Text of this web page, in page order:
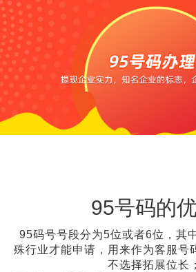
400电话受理中心
办400电话就选小轨®400，
靓，套餐全!
95号码的
95码号号段分为5位或者6位，其
殊行业才能申请，用来作为客服号
不选择拓展位长；